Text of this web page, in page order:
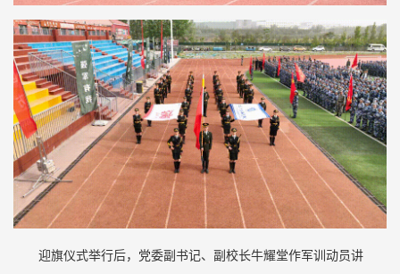
迎旗仪式举行后，党委副书记、副校长牛耀堂作军训动员讲